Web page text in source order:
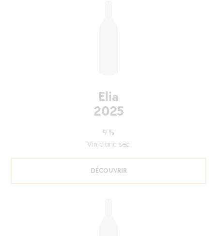
Elia
2025
9 %
Vin blanc sec
DÉCOUVRIR